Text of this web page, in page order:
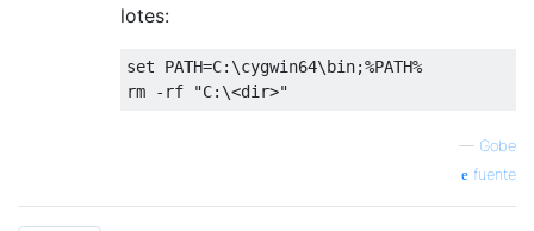
lotes:
set PATH=C:\cygwin64\bin;%PATH%
— Gobe
fuente